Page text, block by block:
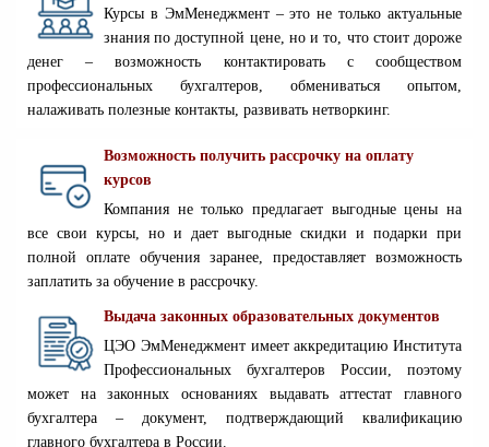
Курсы в ЭмМенеджмент – это не только актуальные
знания по доступной цене, но и то, что стоит дороже
денег – возможность контактировать с сообществом
профессиональных бухгалтеров, обмениваться опытом,
налаживать полезные контакты, развивать нетворкинг.
Возможность получить рассрочку на оплату
курсов
Компания не только предлагает выгодные цены на
все свои курсы, но и дает выгодные скидки и подарки при
полной оплате обучения заранее, предоставляет возможность
заплатить за обучение в рассрочку.
Выдача законных образовательных документов
ЦЭО ЭмМенеджмент имеет аккредитацию Института
Профессиональных бухгалтеров России, поэтому
может на законных основаниях выдавать аттестат главного
бухгалтера – документ, подтверждающий квалификацию
главного бухгалтера в России.